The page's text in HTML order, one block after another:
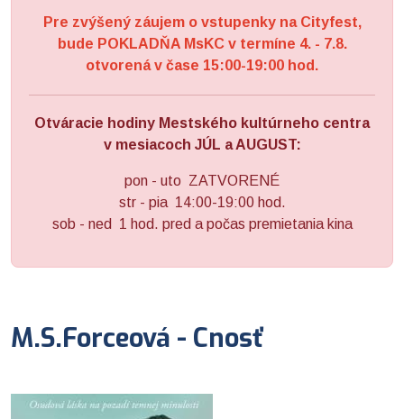
Pre zvýšený záujem o vstupenky na Cityfest,
bude POKLADŇA MsKC v termíne 4. - 7.8.
otvorená v čase 15:00-19:00 hod.
Otváracie hodiny Mestského kultúrneho centra
v mesiacoch JÚL a AUGUST:
pon - uto ZATVORENÉ
str - pia 14:00-19:00 hod.
sob - ned 1 hod. pred a počas premietania kina
M.S.Forceová - Cnosť